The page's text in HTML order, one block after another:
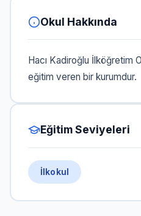
Okul Hakkında
Hacı Kadiroğlu İlköğretim
eğitim veren bir kurumdur.
Eğitim Seviyeleri
İlkokul